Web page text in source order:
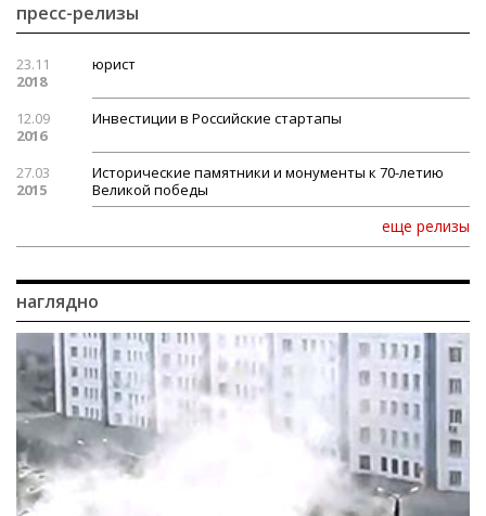
пресс-релизы
23.11
2018
юрист
12.09
2016
Инвестиции в Российские стартапы
27.03
2015
Исторические памятники и монументы к 70-летию
Великой победы
еще релизы
наглядно